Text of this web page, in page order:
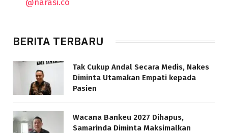
BERITA TERBARU
Tak Cukup Andal Secara Medis, Nakes
Diminta Utamakan Empati kepada
Pasien
Wacana Bankeu 2027 Dihapus,
Samarinda Diminta Maksimalkan